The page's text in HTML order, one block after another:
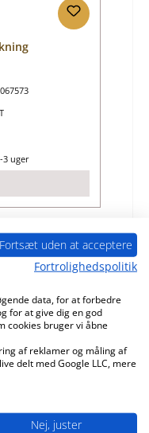
3 uger
Fortsæt uden at acceptere
Fortrolighedspolitik
data, for at forbedre
for at give dig en god
cookies bruger vi åbne
af reklamer og måling af
delt med Google LLC, mere
Nej, juster